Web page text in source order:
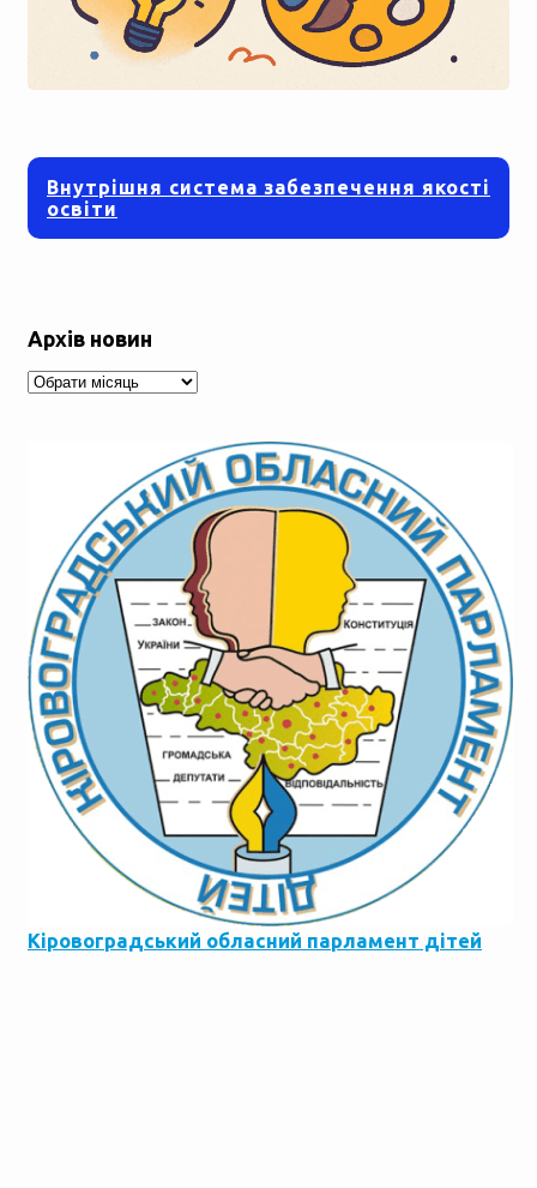
Внутрішня система забезпечення якості
освіти
Архів новин
Архів
новин
Кіровоградський обласний парламент дітей